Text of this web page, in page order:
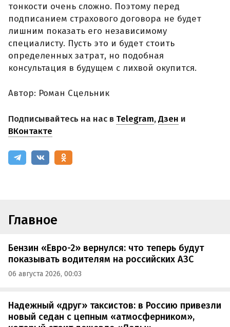
тонкости очень сложно. Поэтому перед
подписанием страхового договора не будет
лишним показать его независимому
специалисту. Пусть это и будет стоить
определенных затрат, но подобная
консультация в будущем с лихвой окупится.
Автор: Роман Сцельник
Подписывайтесь на нас в Telegram,Дзен и
ВКонтакте
Главное
Бензин «Евро-2» вернулся: что теперь будут
показывать водителям на российских АЗС
06 августа 2026, 00:03
Надежный «друг» таксистов: в Россию привезли
новый седан с цепным «атмосферником»,